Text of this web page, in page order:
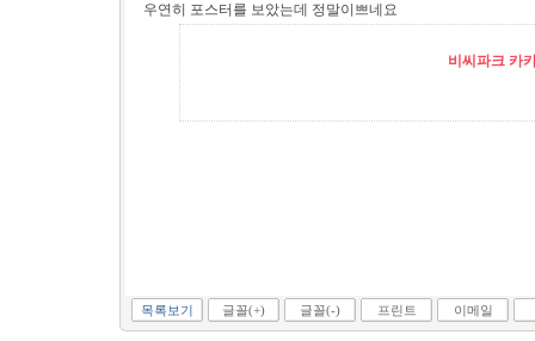
우연히 포스터를 보았는데 정말이쁘네요
비씨파크 카
목록보기 글꼴(+) 글꼴(-) 프린트 이메일